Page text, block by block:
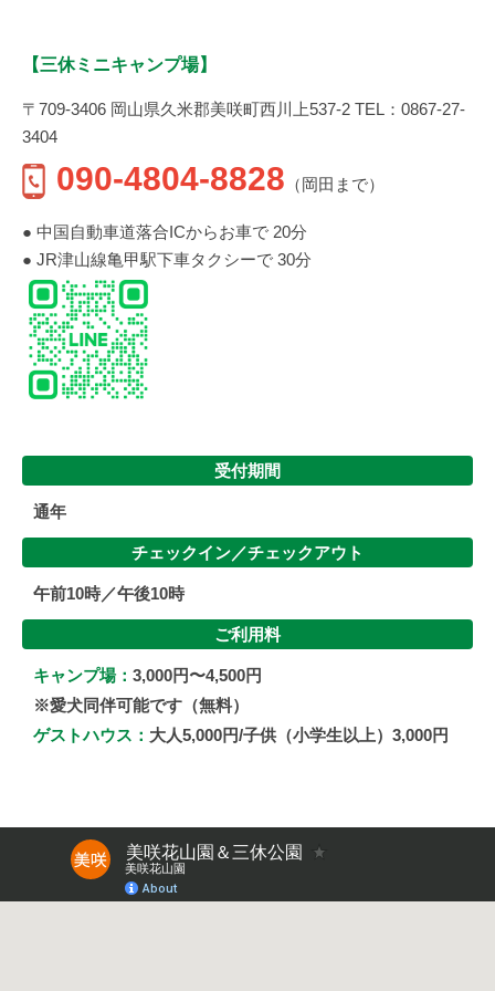
【三休ミニキャンプ場】
〒709-3406 岡山県久米郡美咲町西川上537-2 TEL：0867-27-
3404
090-4804-8828 （岡田まで）
● 中国自動車道落合ICからお車で 20分
● JR津山線亀甲駅下車タクシーで 30分
受付期間
通年
チェックイン／チェックアウト
午前10時／午後10時
ご利用料
キャンプ場： 3,000円〜4,500円
※愛犬同伴可能です（無料）
ゲストハウス： 大人5,000円/子供（小学生以上）3,000円